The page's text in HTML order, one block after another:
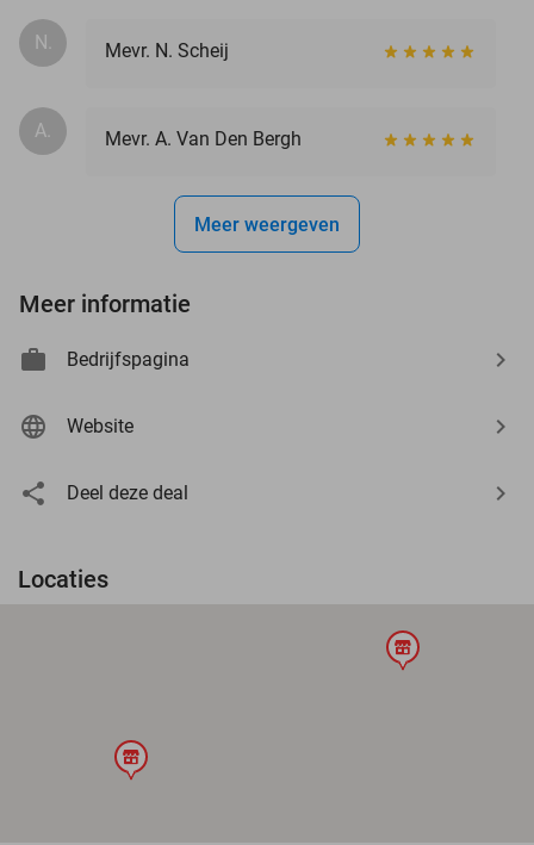
N. Mevr. N. Scheij
A. Mevr. A. Van Den Bergh
Meer weergeven
Meer informatie
Bedrijfspagina
Website
Deel deze deal
Locaties
store
store